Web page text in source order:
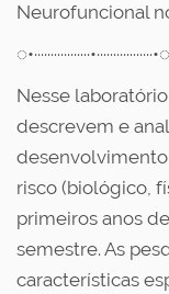
Neurofuncional
Nesse
descrevem e
risco (biológico,
primeiros anos
semestre. As
características